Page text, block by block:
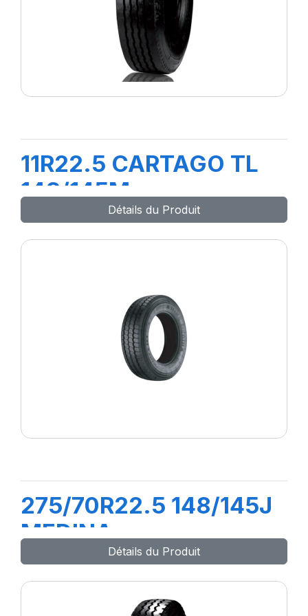
11R22.5 CARTAGO TL
148/145M
Détails du Produit
275/70R22.5 148/145J
MEDINA
Détails du Produit